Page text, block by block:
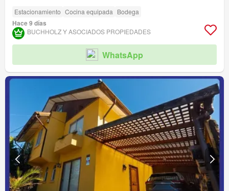
Estacionamiento Cocina equipada Bodega
Hace 9 días
BUCHHOLZ Y ASOCIADOS PROPIEDADES
WhatsApp